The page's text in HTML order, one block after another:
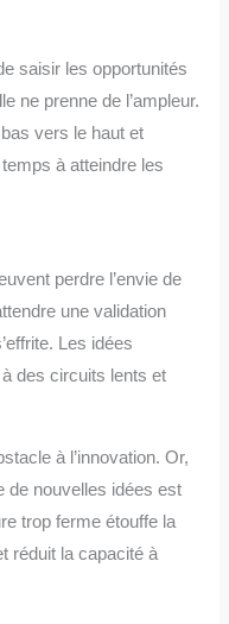
saisir les opportunités
ne prenne de l’ampleur.
vers le haut et
à atteindre les
perdre l’envie de
une validation
Les idées
des circuits lents et
à l’innovation. Or,
de nouvelles idées est
trop ferme étouffe la
réduit la capacité à